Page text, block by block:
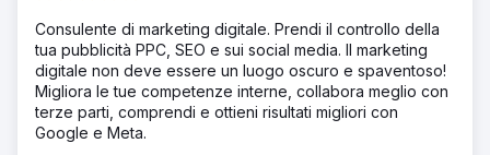
Consulente di marketing digitale. Prendi il controllo della
tua pubblicità PPC, SEO e sui social media. Il marketing
digitale non deve essere un luogo oscuro e spaventoso!
Migliora le tue competenze interne, collabora meglio con
terze parti, comprendi e ottieni risultati migliori con
Google e Meta.